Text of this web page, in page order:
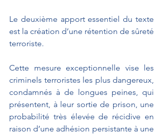
Le deuxième apport essentiel du texte
est la création d’une rétention de sûreté
terroriste.
Cette mesure exceptionnelle vise les
criminels terroristes les plus dangereux,
condamnés à de longues peines, qui
présentent, à leur sortie de prison, une
probabilité très élevée de récidive en
raison d’une adhésion persistante à une